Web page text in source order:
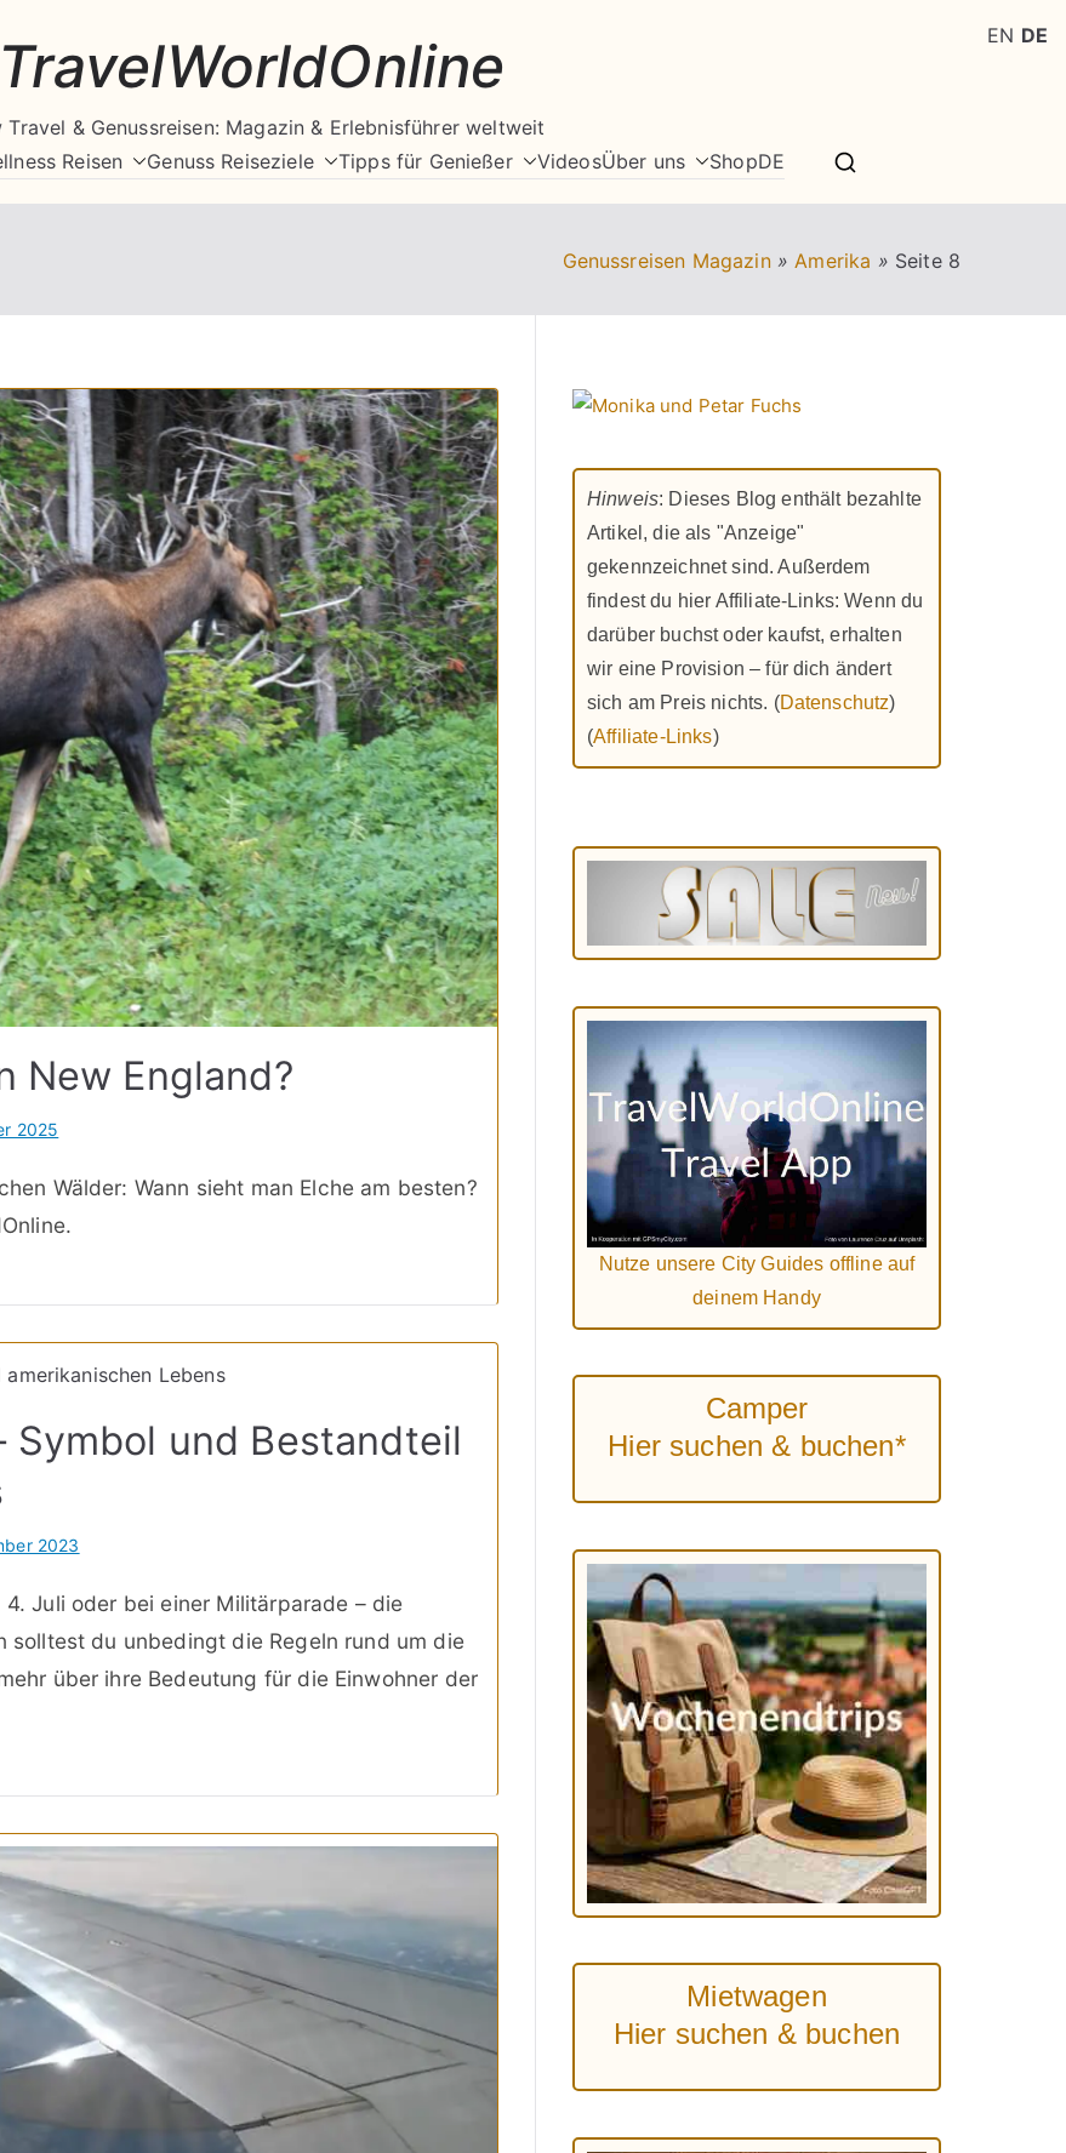
TravelWorldOnline
Travel & Genussreisen: Magazin & Erlebnisführer weltweit
Reisen Genuss Reiseziele Tipps für Genießer VideosÜber uns ShopDE
Genussreisen Magazin » Amerika » Seite 8
New England?
2025
Wälder: Wann sieht man Elche am besten?
Symbol und Bestandteil
2023
Juli oder bei einer Militärparade – die
solltest du unbedingt die Regeln rund um die
über ihre Bedeutung für die Einwohner der
Hinweis: Dieses Blog enthält bezahlte
Artikel, die als "Anzeige"
gekennzeichnet sind. Außerdem
findest du hier Affiliate-Links: Wenn du
darüber buchst oder kaufst, erhalten
wir eine Provision – für dich ändert
sich am Preis nichts. (Datenschutz)
(Affiliate-Links)
Nutze unsere City Guides offline auf
deinem Handy
Camper
Hier suchen & buchen*
Mietwagen
Hier suchen & buchen
EN DE